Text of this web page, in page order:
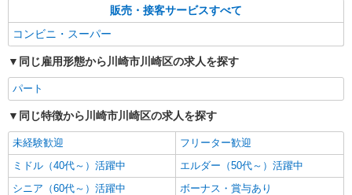
販売・接客サービスすべて
コンビニ・スーパー
同じ雇用形態から川崎市川崎区の求人を探す
パート
同じ特徴から川崎市川崎区の求人を探す
未経験歓迎
フリーター歓迎
ミドル（40代～）活躍中
エルダー（50代～）活躍中
シニア（60代～）活躍中
ボーナス・賞与あり